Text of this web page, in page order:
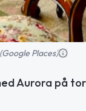
Places)
Aurora på